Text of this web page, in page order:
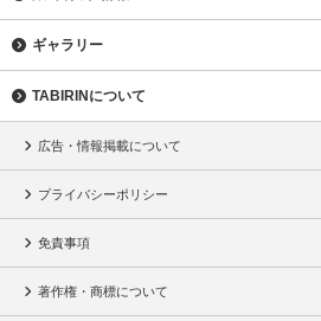
ギャラリー
TABIRINについて
広告・情報掲載について
プライバシーポリシー
免責事項
著作権・商標について